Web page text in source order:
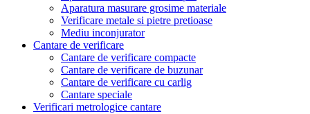
Aparatura masurare grosime materiale
Verificare metale si pietre pretioase
Mediu inconjurator
Cantare de verificare
Cantare de verificare compacte
Cantare de verificare de buzunar
Cantare de verificare cu carlig
Cantare speciale
Verificari metrologice cantare